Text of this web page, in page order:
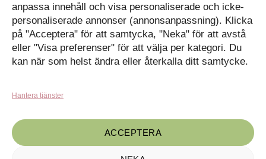
anpassa innehåll och visa personaliserade och icke-
personaliserade annonser (annonsanpassning). Klicka
på "Acceptera" för att samtycka, "Neka" för att avstå
eller "Visa preferenser" för att välja per kategori. Du
kan när som helst ändra eller återkalla ditt samtycke.
Hantera tjänster
ACCEPTERA
Inga produkter i varukorgen.
GÅ TILLBAKA TILL
BUTIKEN
Med barn och ungas
nyfikenhet som inspiration
skapar vi design som
förmedlar kunskap till en ny
generation.